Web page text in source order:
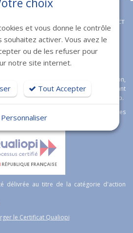
à Toulon,
son offre boutique en ligne en proposant
sourceMagentoWordpress et Prestashop.
immobilier de transaction immobilières
délivrée au titre de la catégorie d'action
le Certificat Qualiopi
CONTACT
et vous donne le contrôle
souhaitez activer. Vous avez le
ou de les refuser pour
notre site internet.
Tout Accepter
Personnaliser